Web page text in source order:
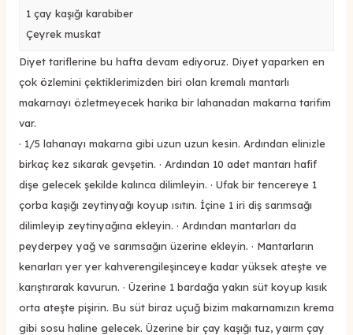
1 çay kaşığı karabiber
Çeyrek muskat
Diyet tariflerine bu hafta devam ediyoruz. Diyet yaparken en
çok özlemini çektiklerimizden biri olan kremalı mantarlı
makarnayı özletmeyecek harika bir lahanadan makarna tarifim
var.
· 1/5 lahanayı makarna gibi uzun uzun kesin. Ardından elinizle
birkaç kez sıkarak gevşetin. · Ardından 10 adet mantarı hafif
dişe gelecek şekilde kalınca dilimleyin. · Ufak bir tencereye 1
çorba kaşığı zeytinyağı koyup ısıtın. İçine 1 iri diş sarımsağı
dilimleyip zeytinyağına ekleyin. · Ardından mantarları da
peyderpey yağ ve sarımsağın üzerine ekleyin. · Mantarların
kenarları yer yer kahverengileşinceye kadar yüksek ateşte ve
karıştırarak kavurun. · Üzerine 1 bardağa yakın süt koyup kısık
orta ateşte pişirin. Bu süt biraz uçuğ bizim makarnamızın krema
gibi sosu haline gelecek. Üzerine bir çay kaşığı tuz, yaırm çay